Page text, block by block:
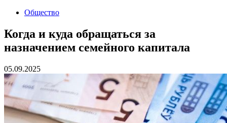
Общество
Когда и куда обращаться за
назначением семейного капитала
05.09.2025